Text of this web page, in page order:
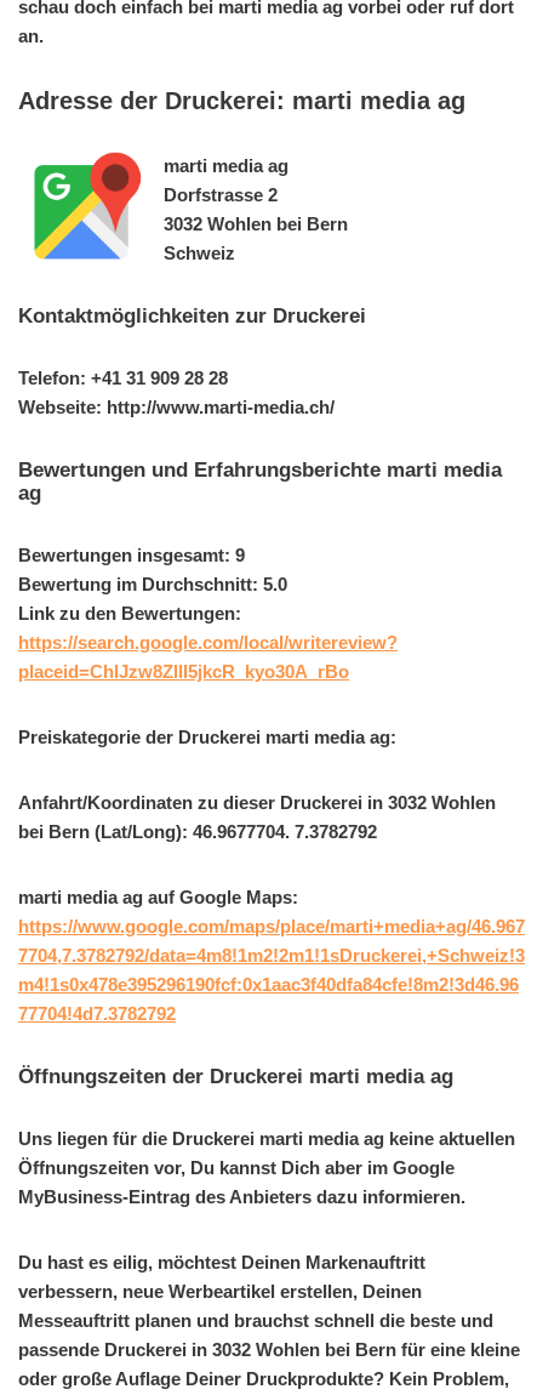
schau doch einfach bei marti media ag vorbei oder ruf dort
an.
Adresse der Druckerei: marti media ag
marti media ag
Dorfstrasse 2
3032 Wohlen bei Bern
Schweiz
Kontaktmöglichkeiten zur Druckerei
Telefon: +41 31 909 28 28
Webseite: http://www.marti-media.ch/
Bewertungen und Erfahrungsberichte marti media
ag
Bewertungen insgesamt: 9
Bewertung im Durchschnitt: 5.0
Link zu den Bewertungen:
https://search.google.com/local/writereview?
placeid=ChIJzw8ZllI5jkcR_kyo30A_rBo
Preiskategorie der Druckerei marti media ag:
Anfahrt/Koordinaten zu dieser Druckerei in 3032 Wohlen
bei Bern (Lat/Long): 46.9677704. 7.3782792
marti media ag auf Google Maps:
https://www.google.com/maps/place/marti+media+ag/46.967
7704,7.3782792/data=4m8!1m2!2m1!1sDruckerei,+Schweiz!3
m4!1s0x478e395296190fcf:0x1aac3f40dfa84cfe!8m2!3d46.96
77704!4d7.3782792
Öffnungszeiten der Druckerei marti media ag
Uns liegen für die Druckerei marti media ag keine aktuellen
Öffnungszeiten vor, Du kannst Dich aber im Google
MyBusiness-Eintrag des Anbieters dazu informieren.
Du hast es eilig, möchtest Deinen Markenauftritt
verbessern, neue Werbeartikel erstellen, Deinen
Messeauftritt planen und brauchst schnell die beste und
passende Druckerei in 3032 Wohlen bei Bern für eine kleine
oder große Auflage Deiner Druckprodukte? Kein Problem,